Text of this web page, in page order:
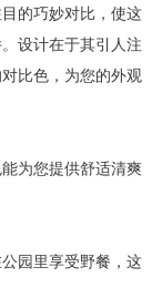
的巧妙对比，使这
设计在于其引人注
比色，为您的外观
为您提供舒适清爽
园里享受野餐，这